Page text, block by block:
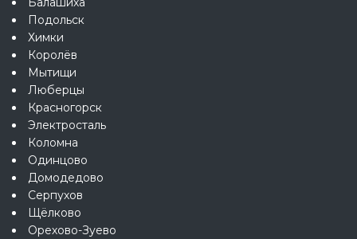
Подольск
Химки
Королёв
Мытищи
Люберцы
Красногорск
Электросталь
Коломна
Одинцово
Домодедово
Серпухов
Щёлково
Орехово-Зуево